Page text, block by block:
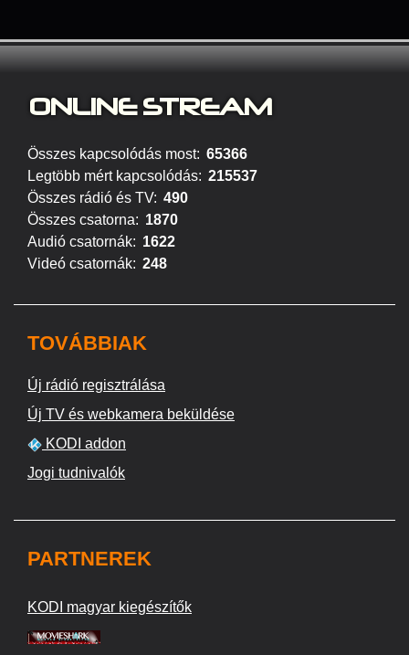
ONLINE STREAM
Összes kapcsolódás most: 65366
Legtöbb mért kapcsolódás: 215537
Összes rádió és TV: 490
Összes csatorna: 1870
Audió csatornák: 1622
Videó csatornák: 248
TOVÁBBIAK
Új rádió regisztrálása
Új TV és webkamera beküldése
KODI addon
Jogi tudnivalók
PARTNEREK
KODI magyar kiegészítők